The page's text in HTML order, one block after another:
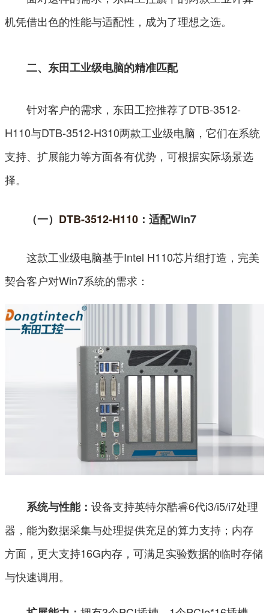
机凭借出色的性能与适配性，成为了理想之选。
二、东田工业级电脑的精准匹配
针对客户的需求，东田工控推荐了DTB-3512-
H110与DTB-3512-H310两款工业级电脑，它们在系统
支持、扩展能力等方面各有优势，可根据实际场景选
择。
（一） DTB-3512-H110 ：适配Win7
这款工业级电脑基于Intel H110芯片组打造，完美
契合客户对Win7系统的需求：
系统与性能：设备支持英特尔酷睿6代i3/i5/i7处理
器，能为数据采集与处理提供充足的算力支持；内存
方面，更大支持16G内存，可满足实验数据的临时存储
与快速调用。